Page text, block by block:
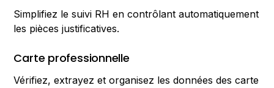
Simplifiez le suivi RH en contrôlant automatiquement
les pièces justificatives.
Carte professionnelle
Vérifiez, extrayez et organisez les données des carte